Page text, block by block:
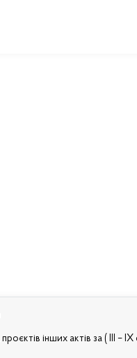
інших актів за ( III – IX